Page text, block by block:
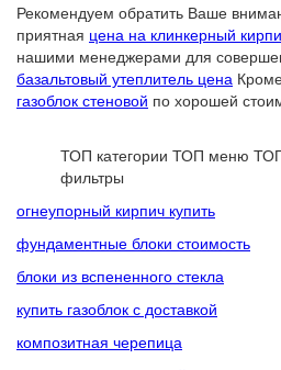
Рекомендуем обратить Ваше
приятная цена на клинкерный
нашими менеджерами для
базальтовый утеплитель цена
газоблок стеновой по хорошей
ТОП категории ТОП меню
фильтры
огнеупорный кирпич купить
фундаментные блоки стоимость
блоки из вспененного стекла
купить газоблок с доставкой
композитная черепица